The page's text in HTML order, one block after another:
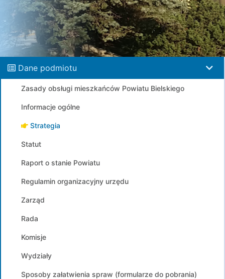
Dane podmiotu
Zasady obsługi mieszkańców Powiatu Bielskiego
Informacje ogólne
Strategia
Statut
Raport o stanie Powiatu
Regulamin organizacyjny urzędu
Zarząd
Rada
Komisje
Wydziały
Sposoby załatwienia spraw (formularze do pobrania)